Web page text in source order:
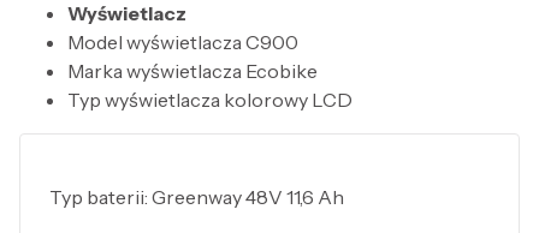
Wyświetlacz
Model wyświetlacza C900
Marka wyświetlacza Ecobike
Typ wyświetlacza kolorowy LCD
Typ baterii: Greenway 48V 11,6 Ah